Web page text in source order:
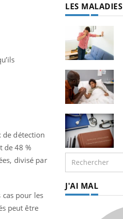
de détection
de 48 %
divisé par
cas pour les
peut être
LES MALADIES
J'AI MAL